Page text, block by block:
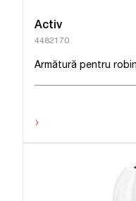
Activ
4482170
Armătură pentru
›